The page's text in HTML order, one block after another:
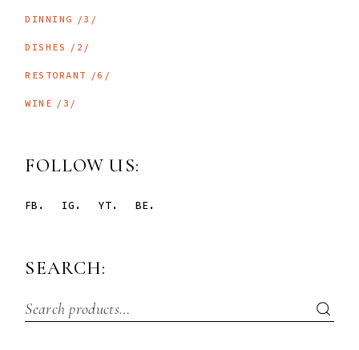
DINNING 3
DISHES 2
RESTORANT 6
WINE 3
FOLLOW US:
FB. IG. YT. BE.
SEARCH: